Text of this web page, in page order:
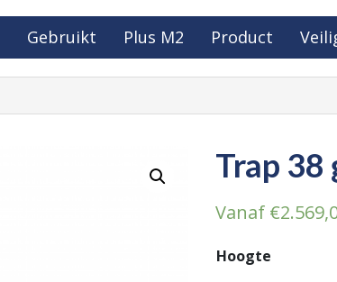
Gebruikt Plus M2 Product
Trap 38
Vanaf €
Hoogte